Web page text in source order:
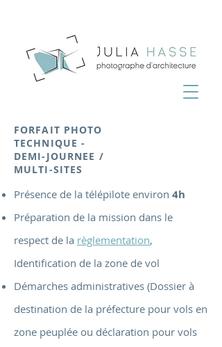
FORFAIT PHOTO
TECHNIQUE -
DEMI-JOURNEE /
MULTI-SITES
Présence de la télépilote environ 4h
Préparation de la mission dans le
respect de la règlementation,
Identification de la zone de vol
Démarches administratives (Dossier à
destination de la préfecture pour vols en
zone peuplée ou déclaration pour vols